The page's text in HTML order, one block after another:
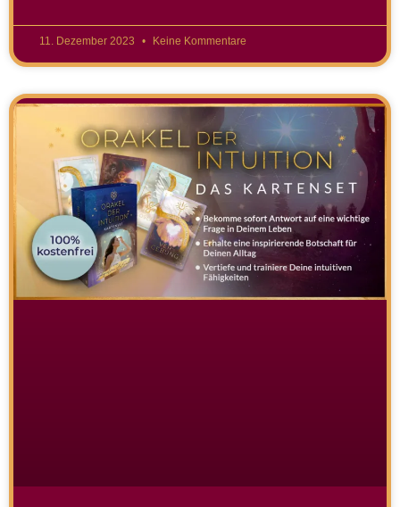
11. Dezember 2023 Keine Kommentare